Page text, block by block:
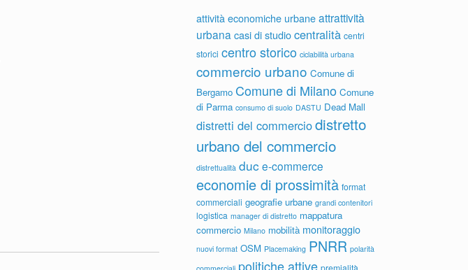
attività economiche urbane attrattività
urbana casi di studio centralità centri
storici centro storico ciclabilità urbana
commercio urbano Comune di
Bergamo Comune di Milano Comune
di Parma consumo di suolo DASTU Dead Mall
distretti del commerciodistretto
urbano del commercio
distrettualità duc e-commerce
economie di prossimità format
commerciali geografie urbane grandi contenitori
logistica manager di distretto mappatura
commercio Milano mobilità monitoraggio
nuovi format OSM Placemaking PNRR polarità
politiche attive premialità